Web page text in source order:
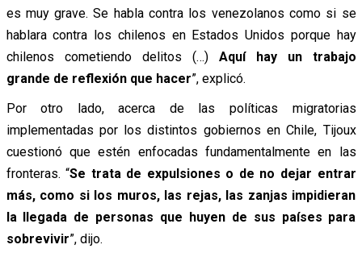
es muy grave. Se habla contra los venezolanos como si se
hablara contra los chilenos en Estados Unidos porque hay
chilenos cometiendo delitos (…) Aquí hay un trabajo
grande de reflexión que hacer”, explicó.
Por otro lado, acerca de las políticas migratorias
implementadas por los distintos gobiernos en Chile, Tijoux
cuestionó que estén enfocadas fundamentalmente en las
fronteras. “Se trata de expulsiones o de no dejar entrar
más, como si los muros, las rejas, las zanjas impidieran
la llegada de personas que huyen de sus países para
sobrevivir”, dijo.